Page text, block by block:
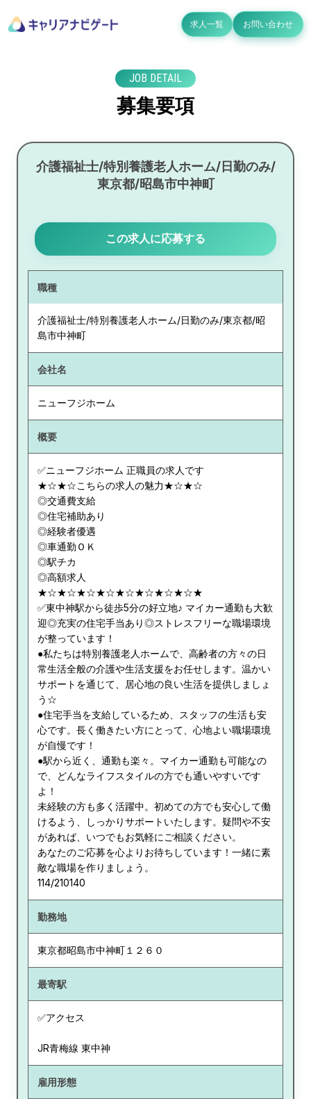
求人一覧 お問い合わせ
JOB DETAIL
募集要項
介護福祉士/特別養護老人ホーム/日勤のみ/
東京都/昭島市中神町
この求人に応募する
職種
介護福祉士/特別養護老人ホーム/日勤のみ/東京都/昭
島市中神町
会社名
ニューフジホーム
概要
✅ニューフジホーム 正職員の求人です
★☆★☆こちらの求人の魅力★☆★☆
◎交通費支給
◎住宅補助あり
◎経験者優遇
◎車通勤ＯＫ
◎駅チカ
◎高額求人
★☆★☆★☆★☆★☆★☆★☆★☆★
✅東中神駅から徒歩5分の好立地♪ マイカー通勤も大歓
迎◎充実の住宅手当あり◎ストレスフリーな職場環境
が整っています！
●私たちは特別養護老人ホームで、高齢者の方々の日
常生活全般の介護や生活支援をお任せします。温かい
サポートを通じて、居心地の良い生活を提供しましょ
う☆
●住宅手当を支給しているため、スタッフの生活も安
心です。長く働きたい方にとって、心地よい職場環境
が自慢です！
●駅から近く、通勤も楽々。マイカー通勤も可能なの
で、どんなライフスタイルの方でも通いやすいです
よ！
未経験の方も多く活躍中。初めての方でも安心して働
けるよう、しっかりサポートいたします。疑問や不安
があれば、いつでもお気軽にご相談ください。
あなたのご応募を心よりお待ちしています！一緒に素
敵な職場を作りましょう。
114/210140
勤務地
東京都昭島市中神町１２６０
最寄駅
✅アクセス
JR青梅線 東中神
雇用形態